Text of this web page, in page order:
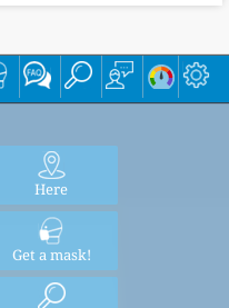
Here
Get a mask!